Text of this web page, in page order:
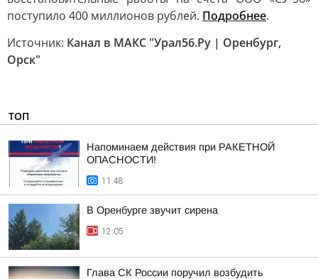
поступило 400 миллионов рублей. Подробнее.
Источник: Канал в МАКС "Урал56.Ру | Оренбург,
Орск"
ТОП
Напоминаем действия при РАКЕТНОЙ
ОПАСНОСТИ!
11:48
В Оренбурге звучит сирена
12:05
Глава СК России поручил возбудить